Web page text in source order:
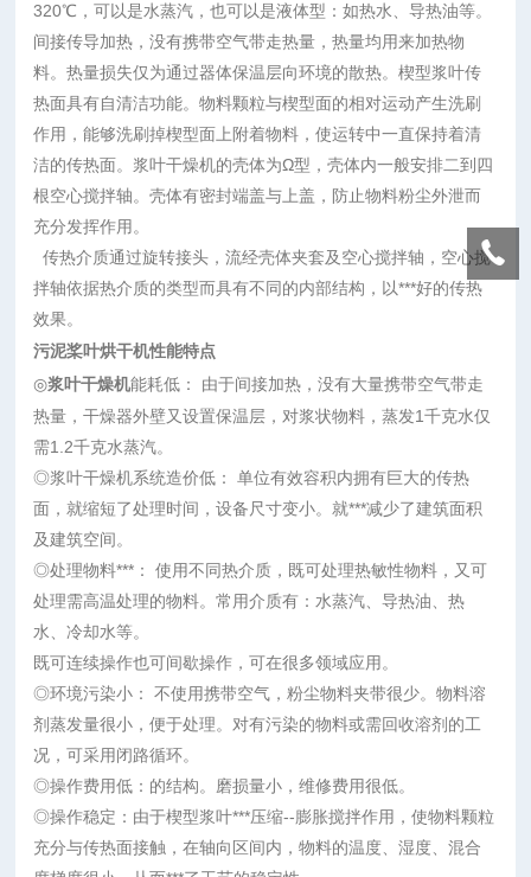
320℃，可以是水蒸汽，也可以是液体型：如热水、导热油等。
间接传导加热，没有携带空气带走热量，热量均用来加热物
料。热量损失仅为通过器体保温层向环境的散热。楔型浆叶传
热面具有自清洁功能。物料颗粒与楔型面的相对运动产生洗刷
作用，能够洗刷掉楔型面上附着物料，使运转中一直保持着清
洁的传热面。浆叶干燥机的壳体为Ω型，壳体内一般安排二到四
根空心搅拌轴。壳体有密封端盖与上盖，防止物料粉尘外泄而
充分发挥作用。
传热介质通过旋转接头，流经壳体夹套及空心搅拌轴，空心搅
拌轴依据热介质的类型而具有不同的内部结构，以***好的传热
效果。
污泥桨叶烘干机性能特点
◎浆叶干燥机能耗低： 由于间接加热，没有大量携带空气带走
热量，干燥器外壁又设置保温层，对浆状物料，蒸发1千克水仅
需1.2千克水蒸汽。
◎浆叶干燥机系统造价低： 单位有效容积内拥有巨大的传热
面，就缩短了处理时间，设备尺寸变小。就***减少了建筑面积
及建筑空间。
◎处理物料***： 使用不同热介质，既可处理热敏性物料，又可
处理需高温处理的物料。常用介质有：水蒸汽、导热油、热
水、冷却水等。
既可连续操作也可间歇操作，可在很多领域应用。
◎环境污染小： 不使用携带空气，粉尘物料夹带很少。物料溶
剂蒸发量很小，便于处理。对有污染的物料或需回收溶剂的工
况，可采用闭路循环。
◎操作费用低：的结构。磨损量小，维修费用很低。
◎操作稳定：由于楔型浆叶***压缩--膨胀搅拌作用，使物料颗粒
充分与传热面接触，在轴向区间内，物料的温度、湿度、混合